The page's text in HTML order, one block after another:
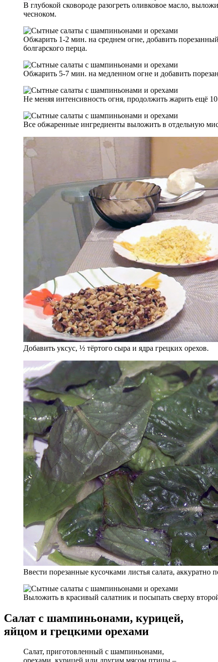
В глубокой сковороде разогреть оливковое масло,
чесноком.
Обжарить 1-2 мин. на среднем огне, добавить
болгарского перца.
Обжарить 5-7 мин. на медленном огне и добавить
Не меняя интенсивность огня, продолжить жарить ещё
Все обжаренные ингредиенты выложить в отдельную
Добавить уксус, ½ тёртого сыра и ядра грецких орехов.
Ввести порезанные кусочками листья салата, аккуратно
Выложить в красивый салатник и посыпать сверху
Салат с шампиньонами, курицей,
яйцом и грецкими орехами
Салат, приготовленный с шампиньонами,